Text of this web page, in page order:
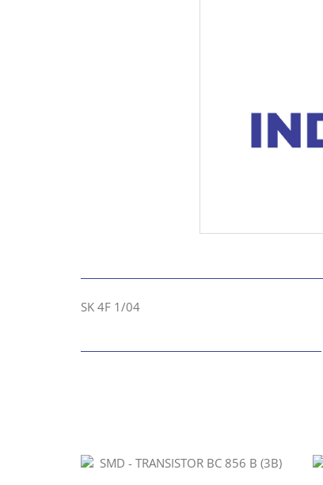
SK 4F 1/04